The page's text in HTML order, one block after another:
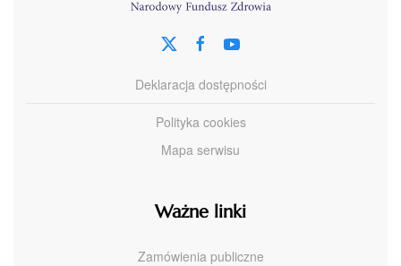
Deklaracja dostępności
Polityka cookies
Mapa serwisu
Ważne linki
Zamówienia publiczne